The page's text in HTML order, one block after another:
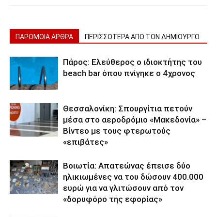
ΠΑΡΟΜΟΙΑ ΑΡΘΡΑ ΠΕΡΙΣΣΟΤΕΡΑ ΑΠΟ ΤΟΝ ΔΗΜΙΟΥΡΓΟ
Πάρος: Ελεύθερος ο ιδιοκτήτης του
beach bar όπου πνίγηκε ο 4χρονος
Θεσσαλονίκη: Σπουργίτια πετούν
μέσα στο αεροδρόμιο «Μακεδονία» –
Βίντεο με τους φτερωτούς
«επιβάτες»
Βοιωτία: Απατεώνας έπεισε δύο
ηλικιωμένες να του δώσουν 400.000
ευρώ για να γλιτώσουν από τον
«δορυφόρο της εφορίας»